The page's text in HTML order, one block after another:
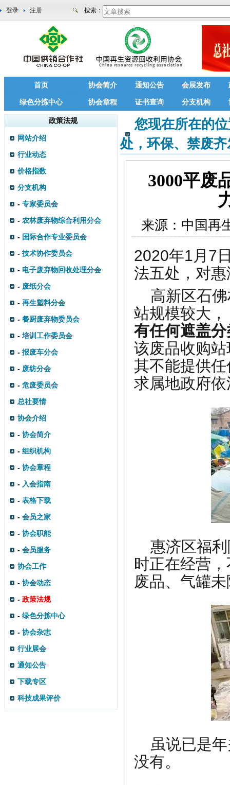
登录 注册 搜索：
首页 协会简介 通知公告 会展发布
绿色分拣中心 协会章程 证书查询 分支机构
政策法规
网站介绍
行业动态
价格指数
分支机构
- 专家委员会
- 农林废弃物综合利用分会
- 国际合作专业委员会
- 技术协作委员会
- 电子废弃物回收处理分会
- 废纸分会
- 再生塑料分会
- 餐厨废弃物委员会
-培训工作委员会
- 报废车分会
- 废纺分会
- 危废委员会
总社要情
协会介绍
- 协会简介
- 组织机构
- 协会章程
- 入会指南
- 表格下载
- 会员之家
- 协会职能
- 会员服务
协会工作
- 协会动态
- 政策法规
- 绿色分拣中心
- 协会杂志
行业展会
通知公告
下载专区
科技成果评价
您现在所在的
处，环保、禁废
3000平废
来源： 中国再
2020年1月7
法五处，对
高新区石
站规模较大，
有任何遮盖
该废品收购
其不能提供
求属地政府
惠济区福
时正在经营
废品、气罐
虽说已是
没有。